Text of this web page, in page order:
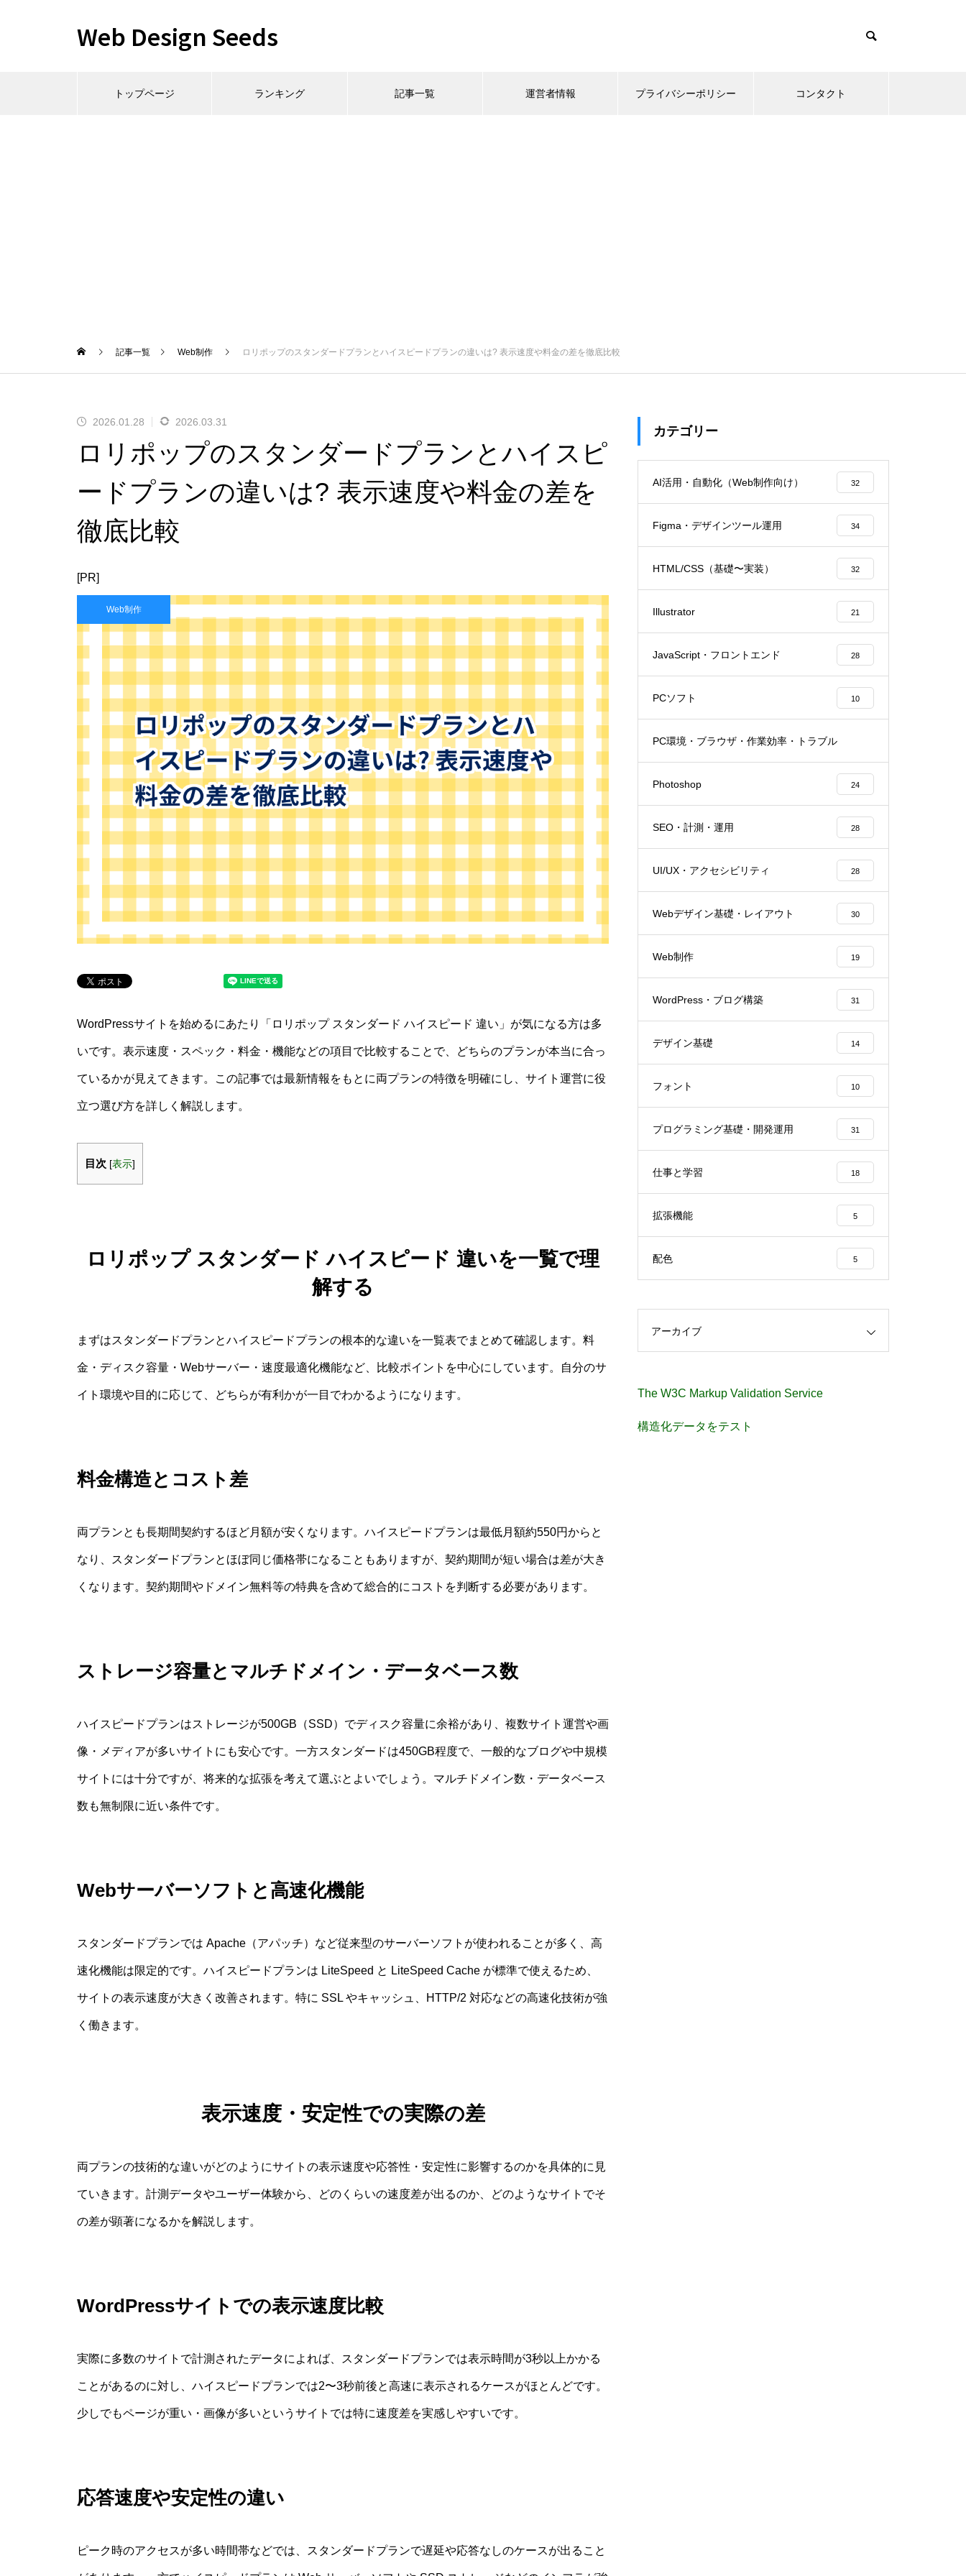
Web Design Seeds
トップページ ランキング 記事一覧 運営者情報 プライバシーポリシー コンタクト
記事一覧 Web制作 ロリポップのスタンダードプランとハイスピードプランの違いは? 表示速度や料金の差を徹底比較
2026.01.28 2026.03.31
ロリポップのスタンダードプランとハイスピ
ードプランの違いは? 表示速度や料金の差を
徹底比較
[PR]
Web制作
WordPressサイトを始めるにあたり「ロリポップ スタンダード ハイスピード 違い」が気になる方は多
いです。表示速度・スペック・料金・機能などの項目で比較することで、どちらのプランが本当に合っ
ているかが見えてきます。この記事では最新情報をもとに両プランの特徴を明確にし、サイト運営に役
立つ選び方を詳しく解説します。
目次 [表示]
ロリポップ スタンダード ハイスピード 違いを一覧で理
解する
まずはスタンダードプランとハイスピードプランの根本的な違いを一覧表でまとめて確認します。料
金・ディスク容量・Webサーバー・速度最適化機能など、比較ポイントを中心にしています。自分のサ
イト環境や目的に応じて、どちらが有利かが一目でわかるようになります。
料金構造とコスト差
両プランとも長期間契約するほど月額が安くなります。ハイスピードプランは最低月額約550円からと
なり、スタンダードプランとほぼ同じ価格帯になることもありますが、契約期間が短い場合は差が大き
くなります。契約期間やドメイン無料等の特典を含めて総合的にコストを判断する必要があります。
ストレージ容量とマルチドメイン・データベース数
ハイスピードプランはストレージが500GB（SSD）でディスク容量に余裕があり、複数サイト運営や画
像・メディアが多いサイトにも安心です。一方スタンダードは450GB程度で、一般的なブログや中規模
サイトには十分ですが、将来的な拡張を考えて選ぶとよいでしょう。マルチドメイン数・データベース
数も無制限に近い条件です。
Webサーバーソフトと高速化機能
スタンダードプランでは Apache（アパッチ）など従来型のサーバーソフトが使われることが多く、高
速化機能は限定的です。ハイスピードプランは LiteSpeed と LiteSpeed Cache が標準で使えるため、
サイトの表示速度が大きく改善されます。特に SSL やキャッシュ、HTTP/2 対応などの高速化技術が強
く働きます。
表示速度・安定性での実際の差
両プランの技術的な違いがどのようにサイトの表示速度や応答性・安定性に影響するのかを具体的に見
ていきます。計測データやユーザー体験から、どのくらいの速度差が出るのか、どのようなサイトでそ
の差が顕著になるかを解説します。
WordPressサイトでの表示速度比較
実際に多数のサイトで計測されたデータによれば、スタンダードプランでは表示時間が3秒以上かかる
ことがあるのに対し、ハイスピードプランでは2〜3秒前後と高速に表示されるケースがほとんどです。
少しでもページが重い・画像が多いというサイトでは特に速度差を実感しやすいです。
応答速度や安定性の違い
ピーク時のアクセスが多い時間帯などでは、スタンダードプランで遅延や応答なしのケースが出ること
カテゴリー
AI活用・自動化（Web制作向け） 32
Figma・デザインツール運用 34
HTML/CSS（基礎〜実装） 32
Illustrator 21
JavaScript・フロントエンド 28
PCソフト 10
PC環境・ブラウザ・作業効率・トラブル
Photoshop 24
SEO・計測・運用 28
UI/UX・アクセシビリティ 28
Webデザイン基礎・レイアウト 30
Web制作 19
WordPress・ブログ構築 31
デザイン基礎 14
フォント 10
プログラミング基礎・開発運用 31
仕事と学習 18
拡張機能 5
配色 5
アーカイブ
The W3C Markup Validation Service
構造化データをテスト